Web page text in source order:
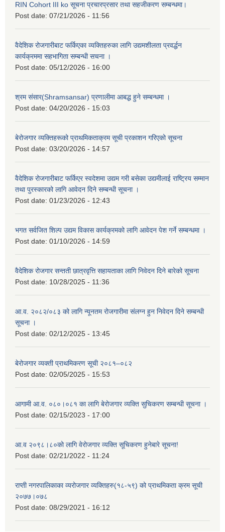
RIN Cohort III ko सूचना प्रचारप्रसार तथा सहजीकरण सम्बन्धमा।
Post date: 07/21/2026 - 11:56
वैदेशिक रोजगारीबाट फर्किएका व्यक्तिहरुका लागि उद्यमशीलता प्रवर्द्धन
कार्यक्रममा सहभागिता सम्बन्धी सचना ।
Post date: 05/12/2026 - 16:00
श्रम संसार(Shramsansar) प्रणालीमा आबद्ध हुने सम्बन्धमा ।
Post date: 04/20/2026 - 15:03
बेरोजगार व्यक्तिहरूको प्राथमिकताक्रम सूची प्रकाशन गरिएको सूचना
Post date: 03/20/2026 - 14:57
वैदेशिक रोजगारीबाट फर्किएर स्वदेशमा उद्यम गरी बसेका उद्यमीलाई राष्ट्रिय सम्मान
तथा पुरस्कारको लागि आवेदन दिने सम्बन्धी सूचना ।
Post date: 01/23/2026 - 12:43
भगत सर्वजित शिल्प उद्यम विकास कार्यक्रमको लागि आवेदन पेश गर्ने सम्बन्धमा ।
Post date: 01/10/2026 - 14:59
वैदेशिक रोजगार सन्तती छात्रवृत्ति सहायताका लागि निवेदन दिने बारेको सूचना
Post date: 10/28/2025 - 11:36
आ.व. २०८२/०८३ को लागि न्यूनतम रोजगारीमा संलग्न हुन निवेदन दिने सम्बन्धी
सूचना ।
Post date: 02/12/2025 - 13:45
बेरोजगार व्यक्ती प्राथमिकरण सूची २०८१–०८२
Post date: 02/05/2025 - 15:53
आगामी आ.व. ०८०।०८१ का लागि बेरोजगार व्यक्ति सुचिकरण सम्बन्धी सूचना ।
Post date: 02/15/2023 - 17:00
आ.व २०९८।८०को लागि वेरोजगार व्यक्ति सूचिकरण हुनेबारे सूचना!
Post date: 02/21/2022 - 11:24
राप्ती नगरपालिकाका व्यरोजगार व्यक्तिहरु(१८-५९) को प्राथमिकता क्रम सूची
२०७७।०७८
Post date: 08/29/2021 - 16:12